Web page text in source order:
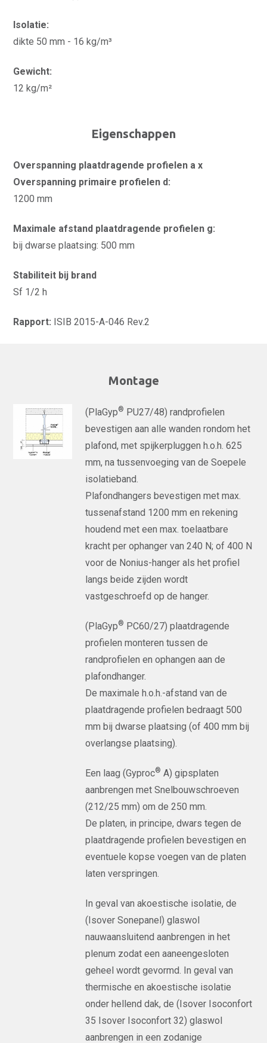
Isolatie:
dikte 50 mm - 16 kg/m³
Gewicht:
12 kg/m²
Eigenschappen
Overspanning plaatdragende profielen a x
Overspanning primaire profielen d:
1200 mm
Maximale afstand plaatdragende profielen g:
bij dwarse plaatsing: 500 mm
Stabiliteit bij brand
Sf 1/2 h
Rapport: ISIB 2015-A-046 Rev.2
Montage
(PlaGyp® PU27/48) randprofielen
bevestigen aan alle wanden rondom het
plafond, met spijkerpluggen h.o.h. 625
mm, na tussenvoeging van de Soepele
isolatieband.
Plafondhangers bevestigen met max.
tussenafstand 1200 mm en rekening
houdend met een max. toelaatbare
kracht per ophanger van 240 N; of 400 N
voor de Nonius-hanger als het profiel
langs beide zijden wordt
vastgeschroefd op de hanger.
(PlaGyp® PC60/27) plaatdragende
profielen monteren tussen de
randprofielen en ophangen aan de
plafondhanger.
De maximale h.o.h.-afstand van de
plaatdragende profielen bedraagt 500
mm bij dwarse plaatsing (of 400 mm bij
overlangse plaatsing).
Een laag (Gyproc® A) gipsplaten
aanbrengen met Snelbouwschroeven
(212/25 mm) om de 250 mm.
De platen, in principe, dwars tegen de
plaatdragende profielen bevestigen en
eventuele kopse voegen van de platen
laten verspringen.
In geval van akoestische isolatie, de
(Isover Sonepanel) glaswol
nauwaansluitend aanbrengen in het
plenum zodat een aaneengesloten
geheel wordt gevormd. In geval van
thermische en akoestische isolatie
onder hellend dak, de (Isover Isoconfort
35 Isover Isoconfort 32) glaswol
aanbrengen in een zodanige